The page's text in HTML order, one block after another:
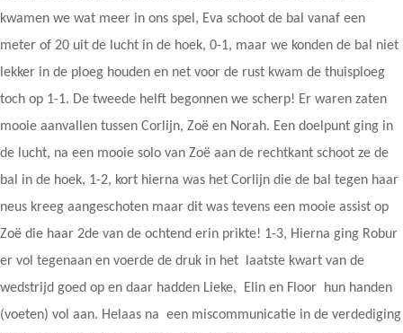
kwamen we wat meer in ons spel, Eva schoot de bal vanaf een
meter of 20 uit de lucht in de hoek, 0-1, maar we konden de bal niet
lekker in de ploeg houden en net voor de rust kwam de thuisploeg
toch op 1-1. De tweede helft begonnen we scherp! Er waren zaten
mooie aanvallen tussen Corlijn, Zoë en Norah. Een doelpunt ging in
de lucht, na een mooie solo van Zoë aan de rechtkant schoot ze de
bal in de hoek, 1-2, kort hierna was het Corlijn die de bal tegen haar
neus kreeg aangeschoten maar dit was tevens een mooie assist op
Zoë die haar 2de van de ochtend erin prikte! 1-3, Hierna ging Robur
er vol tegenaan en voerde de druk in het laatste kwart van de
wedstrijd goed op en daar hadden Lieke, Elin en Floor hun handen
(voeten) vol aan. Helaas na een miscommunicatie in de verdediging